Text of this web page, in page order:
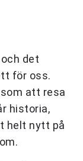
det
för oss.
att resa
historia,
helt nytt på